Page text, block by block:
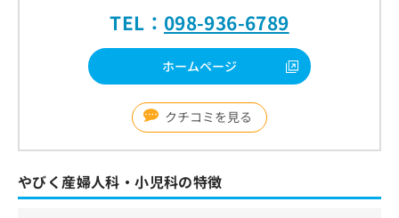
TEL： 098-936-6789
ホームページ
クチコミを見る
やびく産婦人科・小児科の特徴